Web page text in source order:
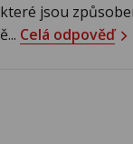
jsou
Celá odpověď